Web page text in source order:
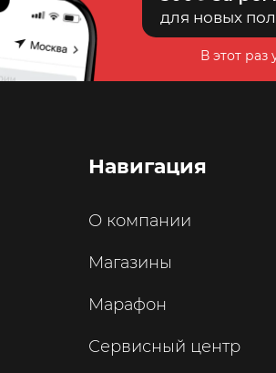
для новых
В этот раз
Навигация
О компании
Магазины
Марафон
Сервисный центр